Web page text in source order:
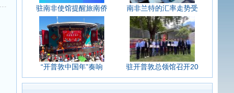
驻南非使馆提醒旅南侨 南非兰特的汇率走势受
“开普敦中国年”奏响 驻开普敦总领馆召开20